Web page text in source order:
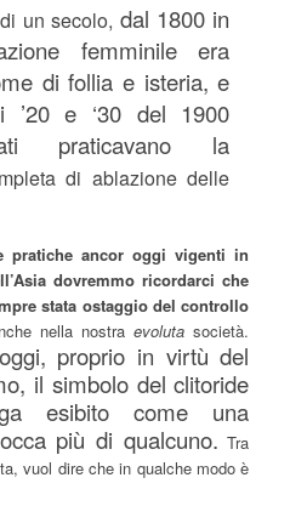
un secolo, dal 1800 in
femminile era
di follia e isteria, e
’20 e ‘30 del 1900
praticavano la
di ablazione delle
pratiche ancor oggi vigenti in
dovremmo ricordarci che
stata ostaggio del controllo
nella nostraevoluta società.
oggi, proprio in virtù del
il simbolo del clitoride
esibito come una
più di qualcuno. Tra
vuol dire che in qualche modo è